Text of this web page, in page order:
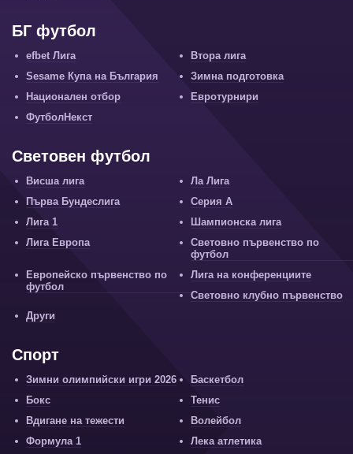
БГ футбол
efbet Лига
Втора лига
Sesame Купа на България
Зимна подготовка
Национален отбор
Евротурнири
ФутболНекст
Световен футбол
Висша лига
Ла Лига
Първа Бундеслига
Серия А
Лига 1
Шампионска лига
Лига Европа
Световно първенство по
футбол
Европейско първенство по
футбол
Лига на конференциите
Световно клубно първенство
Други
Спорт
Зимни олимпийски игри 2026
Баскетбол
Бокс
Тенис
Вдигане на тежести
Волейбол
Формула 1
Лека атлетика